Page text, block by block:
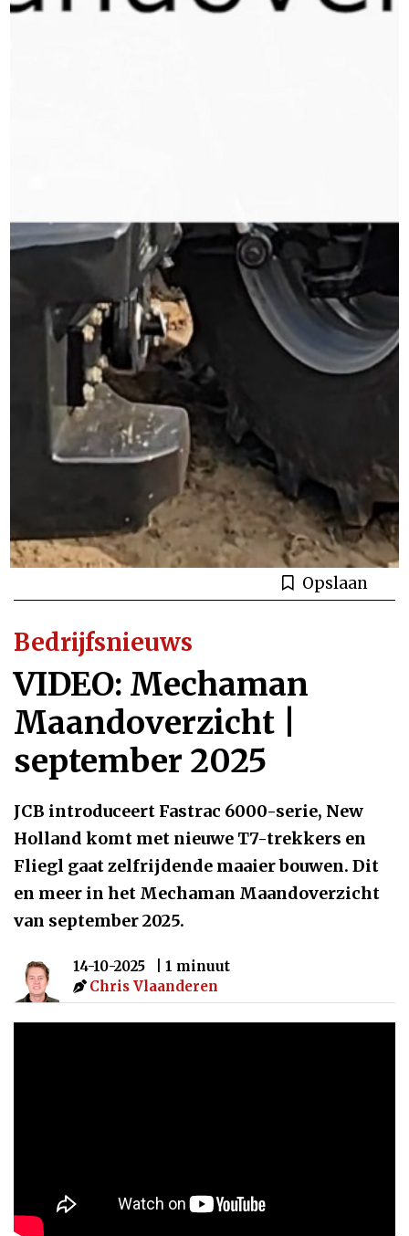
Opslaan
Bedrijfsnieuws
VIDEO: Mechaman
Maandoverzicht |
september 2025
JCB introduceert Fastrac 6000-serie, New
Holland komt met nieuwe T7-trekkers en
Fliegl gaat zelfrijdende maaier bouwen. Dit
en meer in het Mechaman Maandoverzicht
van september 2025.
14-10-2025
| 1 minuut
Chris Vlaanderen